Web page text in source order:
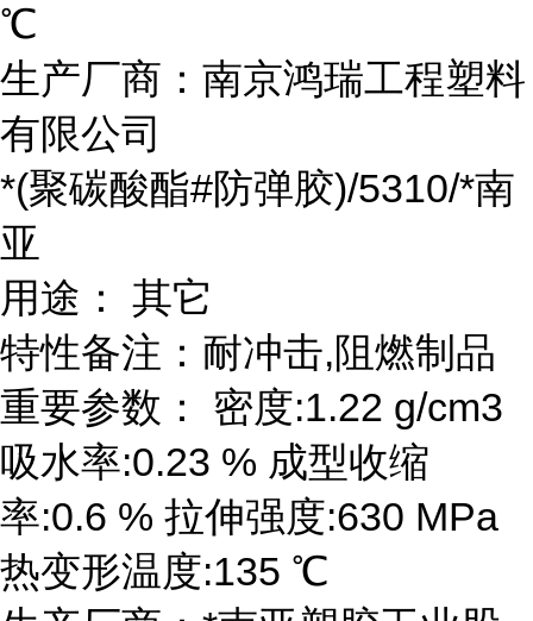
℃
生产厂商：南京鸿瑞工程塑料
有限公司
*(聚碳酸酯#防弹胶)/5310/*南
亚
用途： 其它
特性备注：耐冲击,阻燃制品
重要参数： 密度:1.22 g/cm3
吸水率:0.23 % 成型收缩
率:0.6 % 拉伸强度:630 MPa
热变形温度:135 ℃